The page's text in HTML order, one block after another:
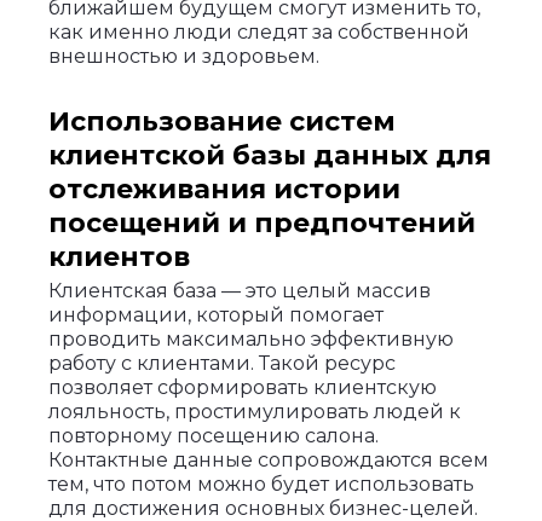
ближайшем будущем смогут изменить то,
как именно люди следят за собственной
внешностью и здоровьем.
Использование систем
клиентской базы данных для
отслеживания истории
посещений и предпочтений
клиентов
Клиентская база — это целый массив
информации, который помогает
проводить максимально эффективную
работу с клиентами. Такой ресурс
позволяет сформировать клиентскую
лояльность, простимулировать людей к
повторному посещению салона.
Контактные данные сопровождаются всем
тем, что потом можно будет использовать
для достижения основных бизнес-целей.